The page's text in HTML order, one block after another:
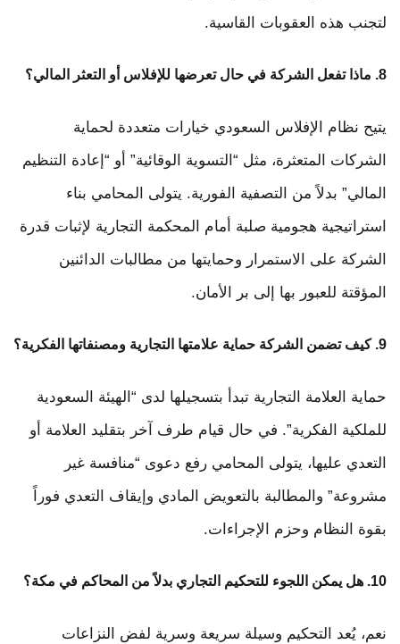
لتجنب هذه العقوبات القاسية.
8. ماذا تفعل الشركة في حال تعرضها للإفلاس أو التعثر المالي؟
يتيح نظام الإفلاس السعودي خيارات متعددة لحماية
الشركات المتعثرة، مثل “التسوية الوقائية” أو “إعادة التنظيم
المالي” بدلاً من التصفية الفورية. يتولى المحامي بناء
استراتيجية هجومية صلبة أمام المحكمة التجارية لإثبات قدرة
الشركة على الاستمرار وحمايتها من مطالبات الدائنين
المؤقتة للعبور بها إلى بر الأمان.
9. كيف تضمن الشركة حماية علامتها التجارية ومصنفاتها الفكرية؟
حماية العلامة التجارية تبدأ بتسجيلها لدى “الهيئة السعودية
للملكية الفكرية”. في حال قيام طرف آخر بتقليد العلامة أو
التعدي عليها، يتولى المحامي رفع دعوى “منافسة غير
مشروعة” والمطالبة بالتعويض المادي وإيقاف التعدي فوراً
بقوة النظام وحزم الإجراءات.
10. هل يمكن اللجوء للتحكيم التجاري بدلاً من المحاكم في مكة؟
نعم، يُعد التحكيم وسيلة سريعة وسرية لفض النزاعات